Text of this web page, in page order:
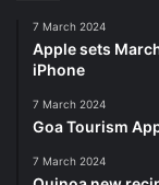
7 March 2024
Apple sets
iPhone
7 March 2024
Goa Tourism
7 March 2024